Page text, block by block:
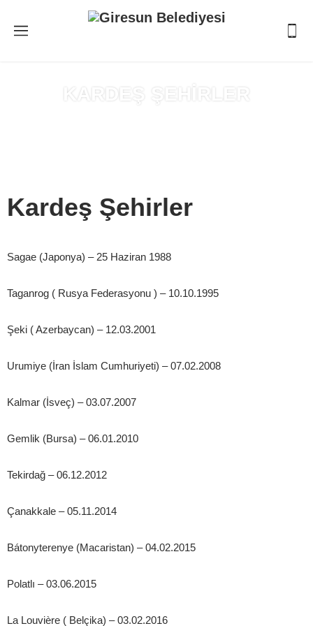
KARDEŞ ŞEHİRLER
Kardeş Şehirler
Sagae (Japonya) – 25 Haziran 1988
Taganrog ( Rusya Federasyonu ) – 10.10.1995
Şeki ( Azerbaycan) – 12.03.2001
Urumiye (İran İslam Cumhuriyeti) – 07.02.2008
Kalmar (İsveç) – 03.07.2007
Gemlik (Bursa) – 06.01.2010
Tekirdağ – 06.12.2012
Çanakkale – 05.11.2014
Bátonyterenye (Macaristan) – 04.02.2015
Polatlı – 03.06.2015
La Louvière ( Belçika) – 03.02.2016